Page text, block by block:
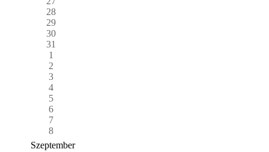
28
29
30
31
1
2
3
4
5
6
7
8
Szeptember